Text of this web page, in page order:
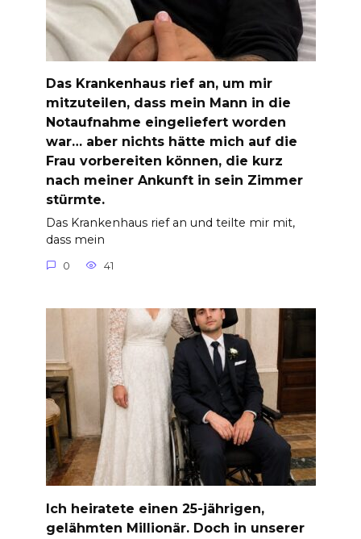
Das Krankenhaus rief an, um mir
mitzuteilen, dass mein Mann in die
Notaufnahme eingeliefert worden
war… aber nichts hätte mich auf die
Frau vorbereiten können, die kurz
nach meiner Ankunft in sein Zimmer
stürmte.
Das Krankenhaus rief an und teilte mir mit,
dass mein
0 41
Ich heiratete einen 25-jährigen,
gelähmten Millionär. Doch in unserer